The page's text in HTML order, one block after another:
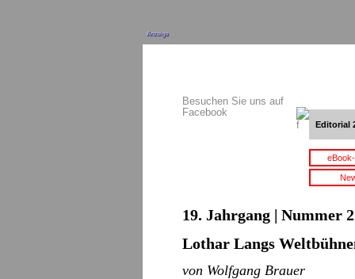
Anzeige
Besuchen Sie uns auf
Facebook
Editorial
19. Jahrgang | Nummer
Lothar Langs
von Wolfgang Brauer